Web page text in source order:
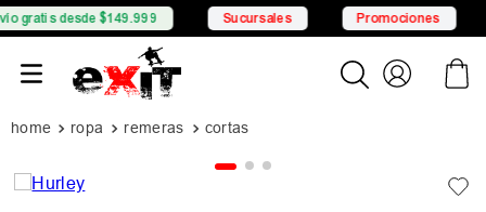
desde $149.999 Sucursales Promociones
ropa remeras cortas